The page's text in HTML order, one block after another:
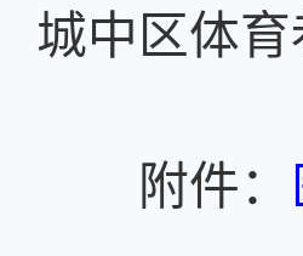
城中区体
附件：